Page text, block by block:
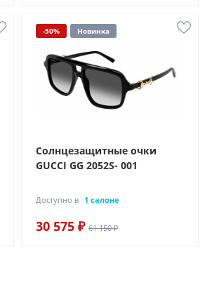
-50% Новинка
Солнцезащитные очки
GUCCI GG 2052S- 001
Доступно в 1 салоне
30 575 ₽ 61 150 ₽